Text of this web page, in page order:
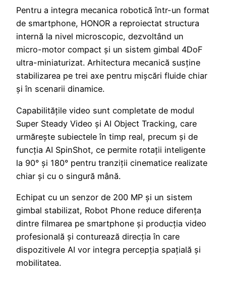
Pentru a integra mecanica robotică într-un format
de smartphone, HONOR a reproiectat structura
internă la nivel microscopic, dezvoltând un
micro-motor compact și un sistem gimbal 4DoF
ultra-miniaturizat. Arhitectura mecanică susține
stabilizarea pe trei axe pentru mișcări fluide chiar
și în scenarii dinamice.
Capabilitățile video sunt completate de modul
Super Steady Video și AI Object Tracking, care
urmărește subiectele în timp real, precum și de
funcția AI SpinShot, ce permite rotații inteligente
la 90° și 180° pentru tranziții cinematice realizate
chiar și cu o singură mână.
Echipat cu un senzor de 200 MP și un sistem
gimbal stabilizat, Robot Phone reduce diferența
dintre filmarea pe smartphone și producția video
profesională și conturează direcția în care
dispozitivele AI vor integra percepția spațială și
mobilitatea.